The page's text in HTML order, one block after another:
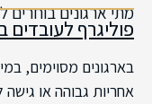
מתי ארגונים בוחרים
פוליגרף לעובדים
בארגונים מסוימים,
אחריות גבוהה או